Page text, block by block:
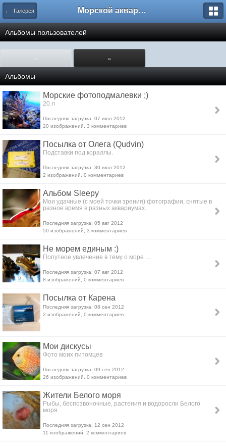
← Галерея Морской аквариум. Форумы ReefCentral.ru
Альбомы пользователей
»
Альбомы
Морские фотоподмалевки ;)
20 л
Последняя загрузка: 07 июл 2012
20 изображений, 3 комментариев
Посылка от Олега (Qudvin)
Подставки под кораллы.
Последняя загрузка: 30 июл 2012
2 изображений, 0 комментариев
Альбом Sleepy
Мои удачные (с моей точки зрения) фотографии, снятые в
разное время в разных аквариумах.
Последняя загрузка: 05 авг 2012
50 изображений, 3 комментариев
Не морем единым :)
Попутное увлечение в тему о море .....
Последняя загрузка: 07 авг 2012
8 изображений, 0 комментариев
Посылка от Карена
Последняя загрузка: 08 сен 2012
2 изображений, 0 комментариев
Мои дискусы
Фото моих питомцев
Последняя загрузка: 09 сен 2012
26 изображений, 0 комментариев
Жители Белого моря
Рыбы, беспозвоночные, растения и водоросли Белого
моря.
Последняя загрузка: 12 сен 2012
11 изображений, 2 комментариев